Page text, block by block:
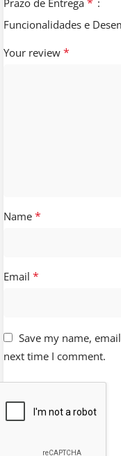
Página fale
onde os clientes
contato da loja,
Página de quem
Funcionalidades e
Your review *
Name *
Email *
Save my name,
next time I comment.